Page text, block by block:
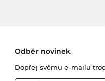
Odběr novinek
Dopřej svému e-mailu